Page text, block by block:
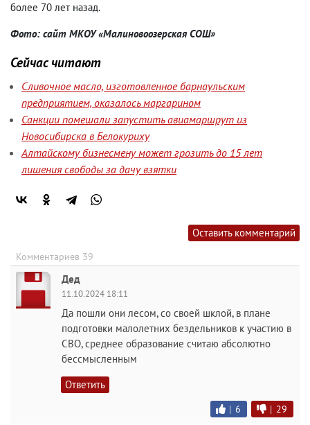
более 70 лет назад.
Фото: сайт МКОУ «Малиновоозерская СОШ»
Сейчас читают
Сливочное масло, изготовленное барнаульским
предприятием, оказалось маргарином
Санкции помешали запустить авиамаршрут из
Новосибирска в Белокуриху
Алтайскому бизнесмену может грозить до 15 лет
лишения свободы за дачу взятки
Оставить комментарий
Комментариев 39
Дед
11.10.2024 18:11
Да пошли они лесом, со своей шклой, в плане
подготовки малолетних бездельников к участию в
СВО, среднее образование считаю абсолютно
бессмысленным
Ответить
| 6 | 29